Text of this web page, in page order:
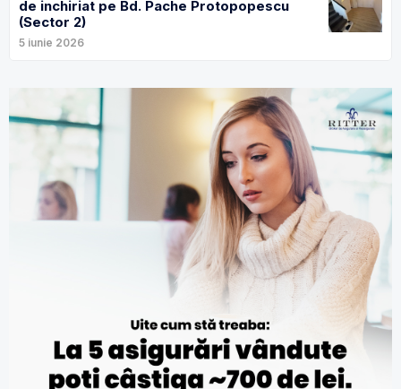
de inchiriat pe Bd. Pache Protopopescu
(Sector 2)
5 iunie 2026